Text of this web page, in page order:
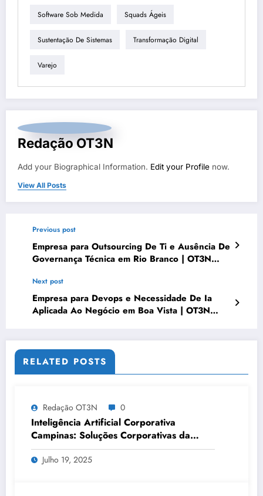
Software Sob Medida Squads Ágeis
Sustentação De Sistemas Transformação Digital
Varejo
Redação OT3N
Add your Biographical Information. Edit your Profile now.
View All Posts
Previous post
Empresa para Outsourcing De Ti e Ausência De
Governança Técnica em Rio Branco | OT3N
Next post
Empresa para Devops e Necessidade De Ia
Aplicada Ao Negócio em Boa Vista | OT3N
RELATED POSTS
Redação OT3N 0
Inteligência Artificial Corporativa
Campinas: Soluções Corporativas da
OT3N Brasil – Guia 3083
Julho 19, 2025